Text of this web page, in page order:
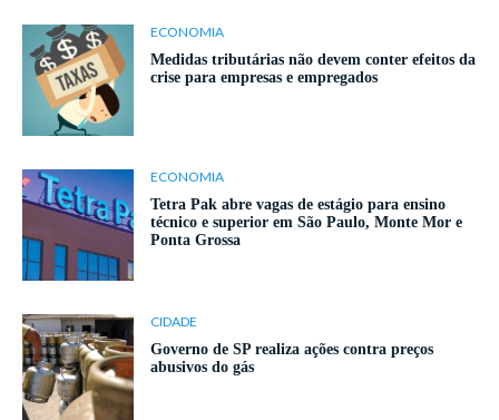
ECONOMIA
Medidas tributárias não devem conter efeitos da
crise para empresas e empregados
ECONOMIA
Tetra Pak abre vagas de estágio para ensino
técnico e superior em São Paulo, Monte Mor e
Ponta Grossa
CIDADE
Governo de SP realiza ações contra preços
abusivos do gás